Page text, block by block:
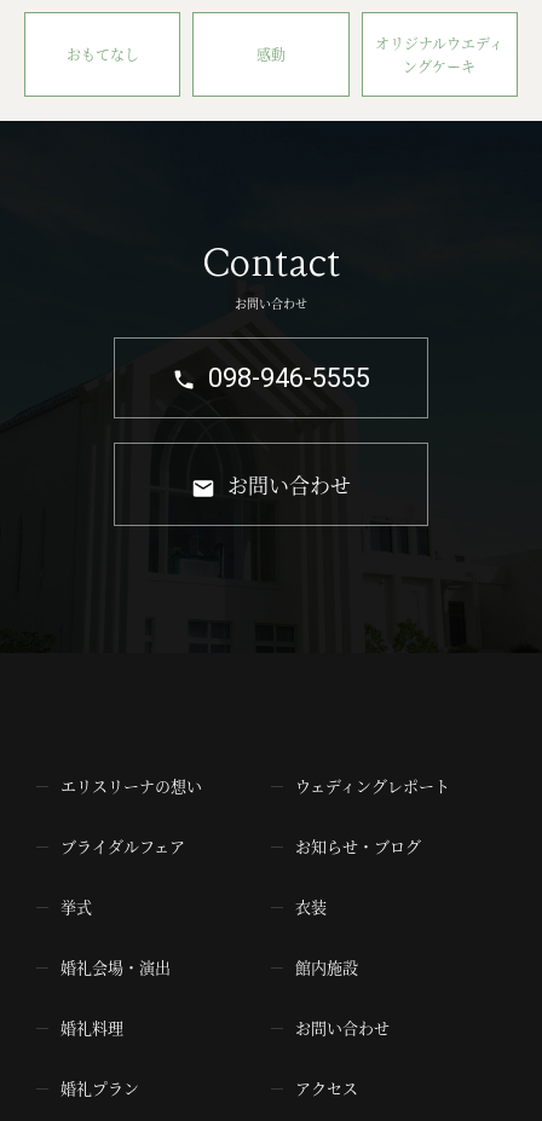
おもてなし 感動
オリジナルウエディ
ングケーキ
Contact
お問い合わせ
098-946-5555
お問い合わせ
エリスリーナの想い
ブライダルフェア
挙式
婚礼会場・演出
婚礼料理
婚礼プラン
ウェディングレポート
お知らせ・ブログ
衣装
館内施設
お問い合わせ
アクセス